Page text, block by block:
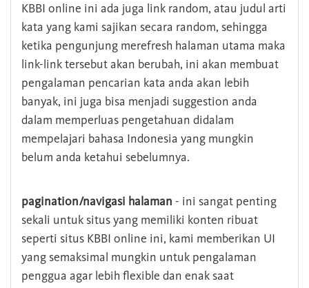
KBBI online ini ada juga link random, atau judul arti
kata yang kami sajikan secara random, sehingga
ketika pengunjung merefresh halaman utama maka
link-link tersebut akan berubah, ini akan membuat
pengalaman pencarian kata anda akan lebih
banyak, ini juga bisa menjadi suggestion anda
dalam memperluas pengetahuan didalam
mempelajari bahasa Indonesia yang mungkin
belum anda ketahui sebelumnya.
pagination/navigasi halaman - ini sangat penting
sekali untuk situs yang memiliki konten ribuat
seperti situs KBBI online ini, kami memberikan UI
yang semaksimal mungkin untuk pengalaman
penggua agar lebih flexible dan enak saat